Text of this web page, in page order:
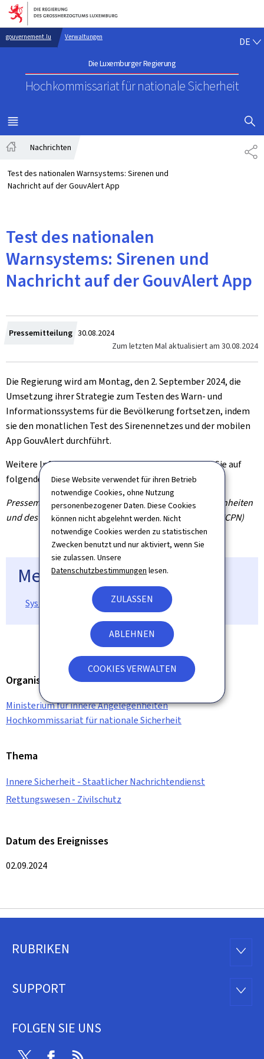
Diese Website verwendet für ihren Betrieb
notwendige Cookies, ohne Nutzung
personenbezogener Daten. Diese Cookies
können nicht abgelehnt werden. Nicht
notwendige Cookies werden zu statistischen
Zwecken benutzt und nur aktiviert, wenn Sie
sie zulassen. Unsere
Datenschutzbestimmungen lesen.
ZULASSEN
ABLEHNEN
COOKIES VERWALTEN
Zur Hauptnavigation
Zum Inhalt
gouvernement.lu Verwaltungen
Die Luxemburger Regierung
Hochkommissariat für nationale Sicherheit
DE
MENÜ
HAUPT-
Nachrichten
Test des nationalen Warnsystems: Sirenen und
Nachricht auf der GouvAlert App
Test des nationalen
Warnsystems: Sirenen und
Nachricht auf der GouvAlert App
Pressemitteilung Zum
30.08.2024
Zum letzten Mal aktualisiert am 30.08.2024
Die Regierung wird am Montag, den 2. September 2024, die
Umsetzung ihrer Strategie zum Testen des Warn- und
Informationssystems für die Bevölkerung fortsetzen, indem
sie den monatlichen Test des Sirenennetzes und der mobilen
App GouvAlert durchführt.
Weitere Informationen sowie eine FAQ-Liste finden Sie auf
folgender Website:Nationales Warnsystem: LU-Alert.
Pressemitteilung des Ministeriums für innere Angelegenheiten
und des Hochkommissariats für nationale Sicherheit (HCPN)
Mehr zu diesem Thema
Système d’alerte national : LU-Alert
Organisation
Ministerium für innere Angelegenheiten
Hochkommissariat für nationale Sicherheit
Thema
Innere Sicherheit - Staatlicher Nachrichtendienst
Rettungswesen - Zivilschutz
Datum des Ereignisses
02.09.2024
Footer
RUBRIKEN
SUPPORT
FOLGEN SIE UNS
Twitter Facebook